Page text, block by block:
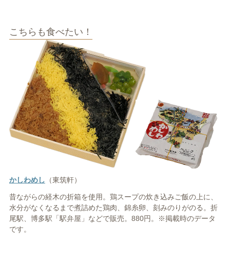
こちらも食べたい！
かしわめし （東筑軒）
昔ながらの経木の折箱を使用。鶏スープの炊き込みご飯の上に、
水分がなくなるまで煮詰めた鶏肉、錦糸卵、刻みのりがのる。折
尾駅、博多駅「駅弁屋」などで販売。880円。※掲載時のデータ
です。